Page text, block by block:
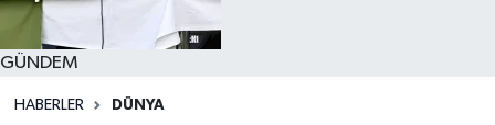
GÜNDEM
HABERLER DÜNYA